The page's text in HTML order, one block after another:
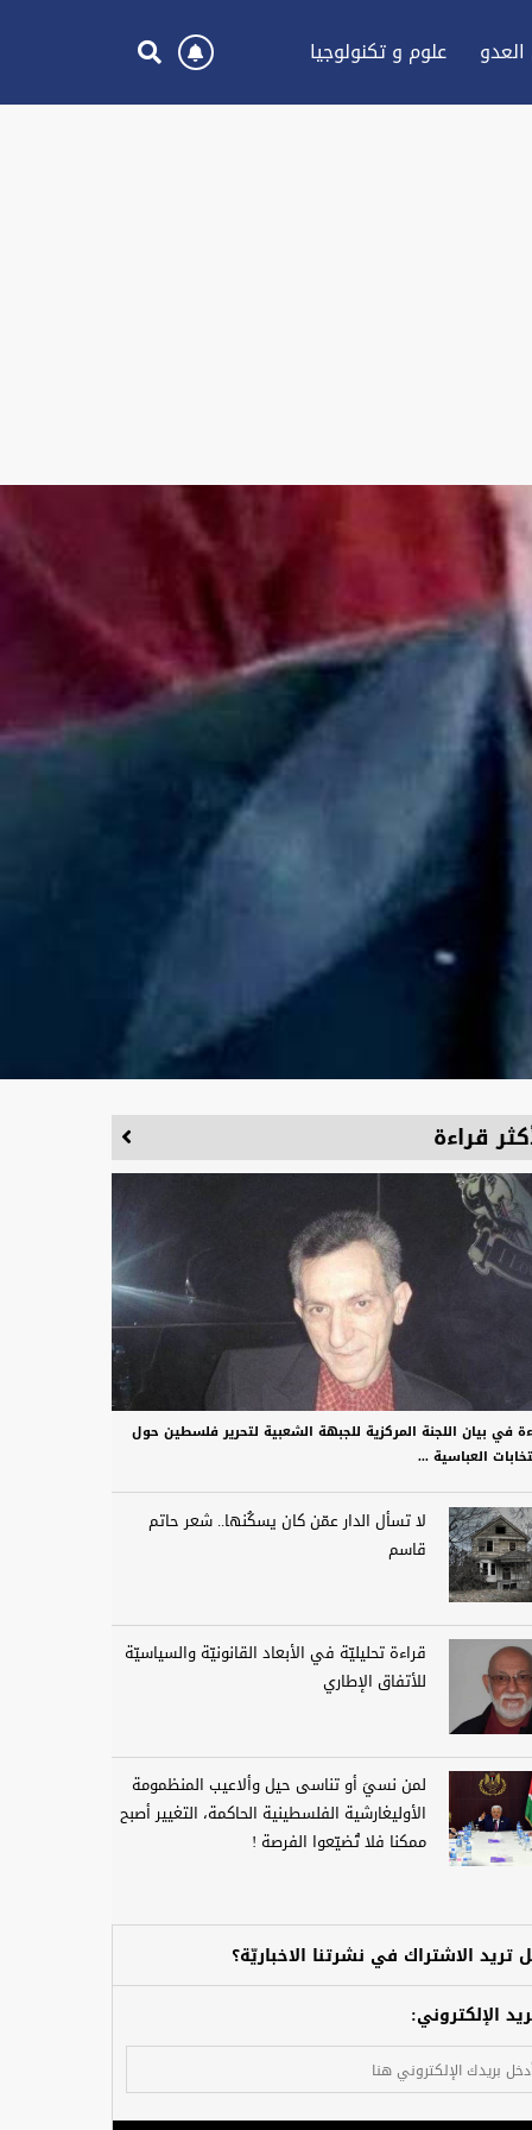
علوم و تكنولوجيا
قراءة
في بيان اللجنة المركزية للجبهة الشعبية لتحرير فلسطين حول
العباسية ...
لا تسأل الدار عمّن كان يسكُنها.. شعر حاتم
قاسم
قراءة تحليليّة في الأبعاد القانونيّة والسياسيّة
للأتفاق الإطاري
لمن نسيَ أو تناسى حيل وألاعيب المنظمومة
الأوليغارشية الفلسطينية الحاكمة، التغيير أصبح
ممكنا فلا تُضيّعوا الفرصة !
تريد الاشتراك في نشرتنا الاخباريّة؟
الإلكتروني: